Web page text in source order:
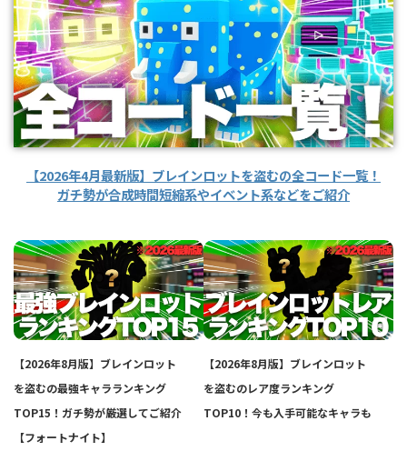
【2026年4月最新版】ブレインロットを盗むの全コード一覧！
ガチ勢が合成時間短縮系やイベント系などをご紹介
【2026年8月版】ブレインロット
を盗むの最強キャラランキング
TOP15！ガチ勢が厳選してご紹介
【フォートナイト】
【2026年8月版】ブレインロット
を盗むのレア度ランキング
TOP10！今も入手可能なキャラも